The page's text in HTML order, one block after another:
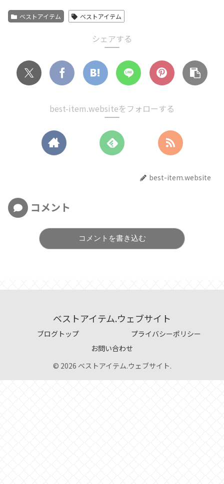
ベストアイテム ベストアイテム
シェアする
best-item.websiteをフォローする
best-item.website
コメント
コメントを書き込む
ベストアイテム.ウェブサイト
ブログトップ
プライバシーポリシー
お問い合わせ
© 2026 ベストアイテム.ウェブサイト.